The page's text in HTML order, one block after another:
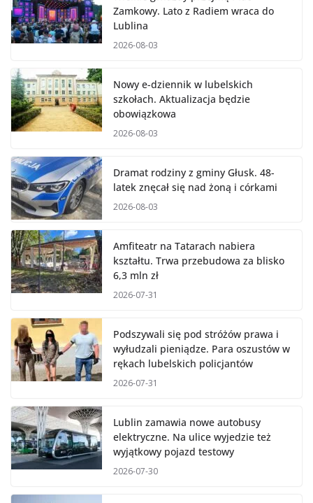
Zamkowy. Lato z Radiem wraca do
Lublina
2026-08-03
Nowy e-dziennik w lubelskich
szkołach. Aktualizacja będzie
obowiązkowa
2026-08-03
Dramat rodziny z gminy Głusk. 48-
latek znęcał się nad żoną i córkami
2026-08-03
Amfiteatr na Tatarach nabiera
kształtu. Trwa przebudowa za blisko
6,3 mln zł
2026-07-31
Podszywali się pod stróżów prawa i
wyłudzali pieniądze. Para oszustów w
rękach lubelskich policjantów
2026-07-31
Lublin zamawia nowe autobusy
elektryczne. Na ulice wyjedzie też
wyjątkowy pojazd testowy
2026-07-30